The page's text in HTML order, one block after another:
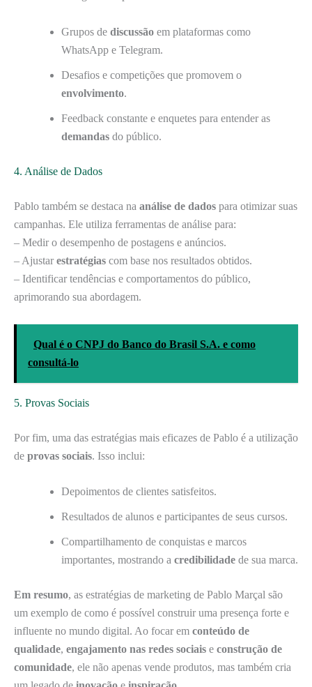
Grupos de discussão em plataformas como
WhatsApp e Telegram.
Desafios e competições que promovem o
envolvimento.
Feedback constante e enquetes para entender as
demandas do público.
4. Análise de Dados
Pablo também se destaca na análise de dados para otimizar suas
campanhas. Ele utiliza ferramentas de análise para:
– Medir o desempenho de postagens e anúncios.
– Ajustar estratégias com base nos resultados obtidos.
– Identificar tendências e comportamentos do público,
aprimorando sua abordagem.
Qual é o CNPJ do Banco do Brasil S.A. e como
consultá-lo
5. Provas Sociais
Por fim, uma das estratégias mais eficazes de Pablo é a utilização
de provas sociais. Isso inclui:
Depoimentos de clientes satisfeitos.
Resultados de alunos e participantes de seus cursos.
Compartilhamento de conquistas e marcos
importantes, mostrando a credibilidade de sua marca.
Em resumo, as estratégias de marketing de Pablo Marçal são
um exemplo de como é possível construir uma presença forte e
influente no mundo digital. Ao focar em conteúdo de
qualidade, engajamento nas redes sociais e construção de
comunidade, ele não apenas vende produtos, mas também cria